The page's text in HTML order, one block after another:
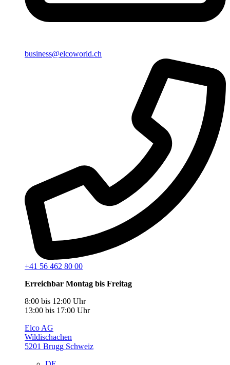
business@elcoworld.ch
+41 56 462 80 00
Erreichbar Montag bis Freitag
8:00 bis 12:00 Uhr
13:00 bis 17:00 Uhr
Elco AG
Wildischachen
5201 Brugg Schweiz